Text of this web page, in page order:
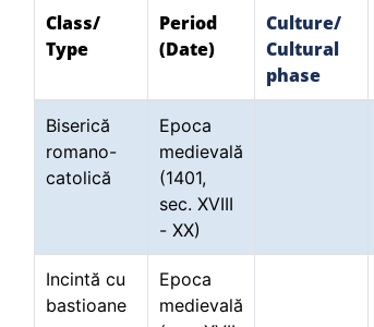
Class/
Type
Period
(Date)
Culture/
Cultural
phase
Biserică
romano-
catolică
Epoca
medievală
(1401,
sec. XVIII
- XX)
Incintă cu
bastioane
Epoca
medievală